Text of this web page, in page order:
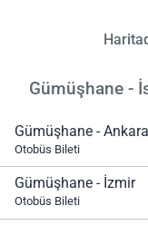
Gümüşhane -
Gümüşhane - Ankara
Otobüs Bileti
Gümüşhane - İzmir
Otobüs Bileti